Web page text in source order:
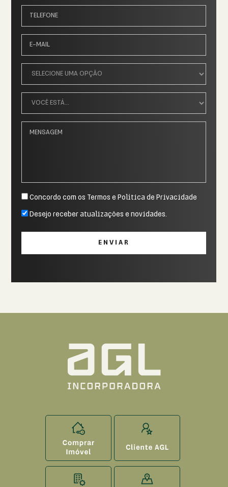
Concordo com os Termos e Política de Privacidade
Desejo receber atualizações e novidades.